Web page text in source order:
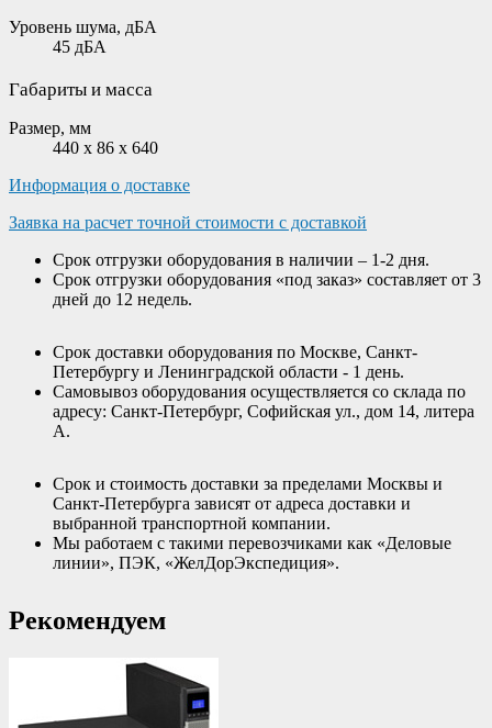
Уровень шума, дБА
45 дБА
Габариты и масса
Размер, мм
440 x 86 x 640
Информация о доставке
Заявка на расчет точной стоимости с доставкой
Срок отгрузки оборудования в наличии – 1-2 дня.
Срок отгрузки оборудования «под заказ» составляет от 3
дней до 12 недель.
Срок доставки оборудования по Москве, Санкт-
Петербургу и Ленинградской области - 1 день.
Самовывоз оборудования осуществляется со склада по
адресу: Санкт-Петербург, Софийская ул., дом 14, литера
А.
Срок и стоимость доставки за пределами Москвы и
Санкт-Петербурга зависят от адреса доставки и
выбранной транспортной компании.
Мы работаем с такими перевозчиками как «Деловые
линии», ПЭК, «ЖелДорЭкспедиция».
Рекомендуем